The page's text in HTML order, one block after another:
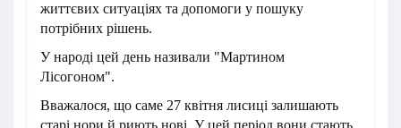
життєвих ситуаціях та допомоги у пошуку
потрібних рішень.
У народі цей день називали "Мартином
Лісогоном".
Вважалося, що саме 27 квітня лисиці залишають